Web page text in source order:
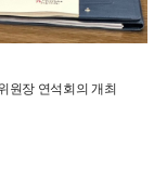
원장 연석회의 개최